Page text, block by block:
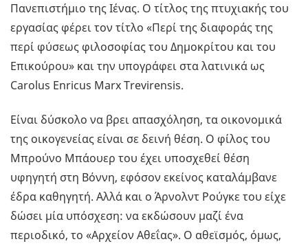
Πανεπιστήμιο της Ιένας. Ο τίτλος της πτυχιακής του
εργασίας φέρει τον τίτλο «Περί της διαφοράς της
περί φύσεως φιλοσοφίας του Δημοκρίτου και του
Επικούρου» και την υπογράφει στα λατινικά ως
Carolus Enricus Marx Trevirensis.
Είναι δύσκολο να βρει απασχόληση, τα οικονομικά
της οικογενείας είναι σε δεινή θέση. Ο φίλος του
Μπρούνο Μπάουερ του έχει υποσχεθεί θέση
υφηγητή στη Βόννη, εφόσον εκείνος καταλάμβανε
έδρα καθηγητή. Αλλά και ο Άρνολντ Ρούγκε του είχε
δώσει μία υπόσχεση: να εκδώσουν μαζί ένα
περιοδικό, το «Αρχείον Αθεΐας». Ο αθεϊσμός, όμως,